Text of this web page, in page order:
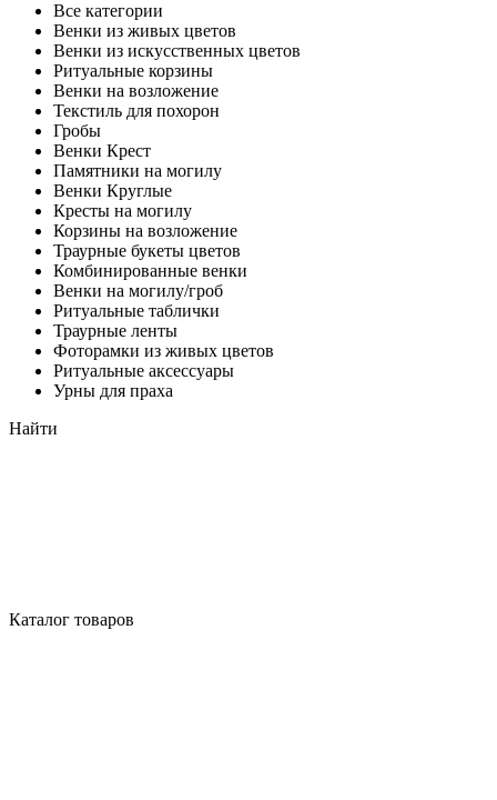
Все категории
Венки из живых цветов
Венки из искусственных цветов
Ритуальные корзины
Венки на возложение
Текстиль для похорон
Гробы
Венки Крест
Памятники на могилу
Венки Круглые
Кресты на могилу
Корзины на возложение
Траурные букеты цветов
Комбинированные венки
Венки на могилу/гроб
Ритуальные таблички
Траурные ленты
Фоторамки из живых цветов
Ритуальные аксессуары
Урны для праха
Найти
Каталог товаров